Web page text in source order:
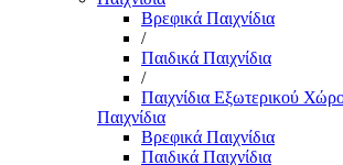
Βρεφικά Παιχνίδια
/
Παιδικά Παιχνίδια
/
Παιχνίδια Εξωτερικού
Παιχνίδια
Βρεφικά Παιχνίδια
Παιδικά Παιχνίδια